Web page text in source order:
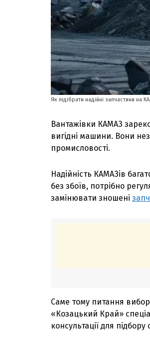
Як підібрати надійні запчастини
Вантажівки КАМАЗ
вигідні машини. Вони
промисловості.
Надійність КАМАЗів
без збоїв, потрібно
замінювати зношені
Саме тому питання
«Козацький Край»
консультації для